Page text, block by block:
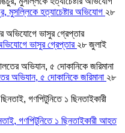
মুসল্লিকে হত্যাচেষ্টার অভিযোগ ২৮
ভাসুর গ্রেপ্তার ২৮ জুলাই
অভিযান, ৫ দোকানিকে জরিমানা ২৮
গণপিটুনিতে ১ ছিনতাইকারী আহত